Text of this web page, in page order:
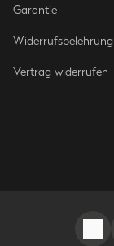
Garantie
Widerrufsbelehrung
Vertrag widerrufen